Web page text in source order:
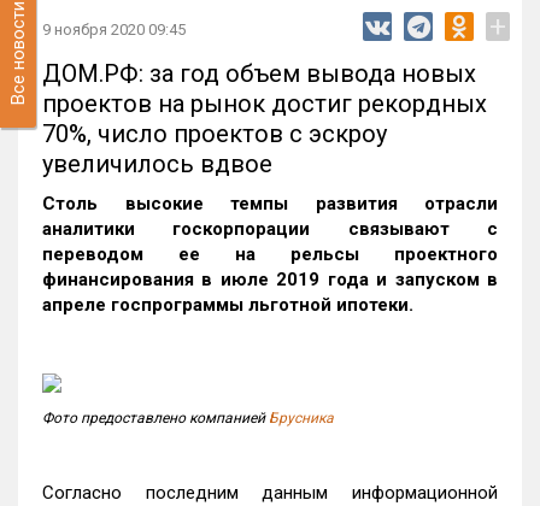
Все новости 9 ноября 2020 09:45 +
ДОМ.РФ: за год объем вывода новых
проектов на рынок достиг рекордных
70%, число проектов с эскроу
увеличилось вдвое
Столь высокие темпы развития отрасли
аналитики госкорпорации связывают с
переводом ее на рельсы проектного
финансирования в июле 2019 года и запуском в
апреле госпрограммы льготной ипотеки.
Фото предоставлено компанией Брусника
Согласно последним данным информационной